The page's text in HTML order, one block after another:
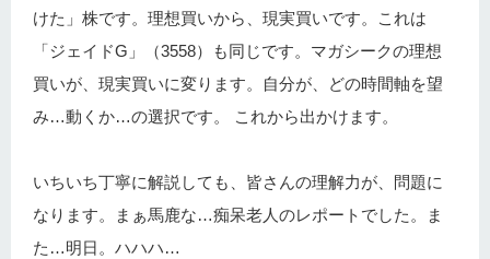
けた」株です。理想買いから、現実買いです。これは
「ジェイドG」（3558）も同じです。マガシークの理想
買いが、現実買いに変ります。自分が、どの時間軸を望
み…動くか…の選択です。 これから出かけます。
いちいち丁寧に解説しても、皆さんの理解力が、問題に
なります。まぁ馬鹿な…痴呆老人のレポートでした。ま
た…明日。ハハハ…